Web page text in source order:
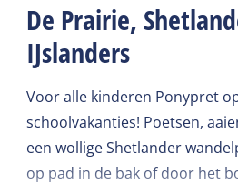
De Prairie,
IJslanders
Voor alle kinderen Ponypret
schoolvakanties! Poetsen,
een wollige Shetlander
op pad in de bak of door het